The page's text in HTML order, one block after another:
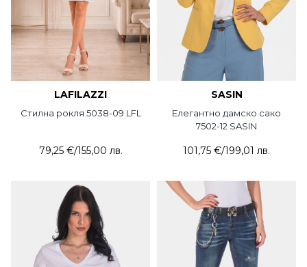
LAFILAZZI
Стилна рокля 5038-09 LFL
79,25 €/155,00 лв.
SASIN
Елегантно дамско сако
7502-12 SASIN
101,75 €/199,01 лв.